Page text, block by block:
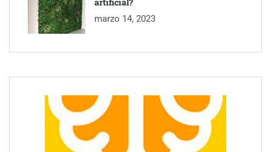
marzo 14, 2023